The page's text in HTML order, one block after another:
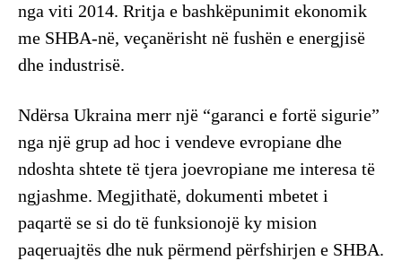
nga viti 2014. Rritja e bashkëpunimit ekonomik
me SHBA-në, veçanërisht në fushën e energjisë
dhe industrisë.
Ndërsa Ukraina merr një “garanci e fortë sigurie”
nga një grup ad hoc i vendeve evropiane dhe
ndoshta shtete të tjera joevropiane me interesa të
ngjashme. Megjithatë, dokumenti mbetet i
paqartë se si do të funksionojë ky mision
paqeruajtës dhe nuk përmend përfshirjen e SHBA.